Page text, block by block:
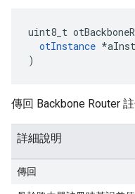
uint8_t
otInstance *
)
傳回 Backbone Router
詳細說明
傳回